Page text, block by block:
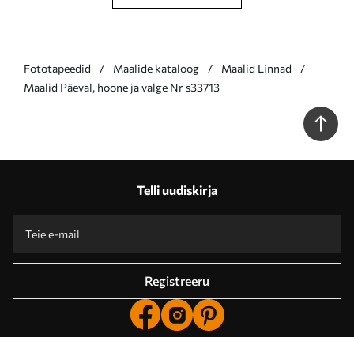
Fototapeedid Maalide kataloog
Maalid Linnad
Maalid Päeval, hoone ja valge Nr s33713
Telli uudiskirja
Registreeru